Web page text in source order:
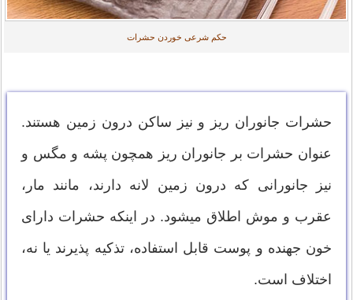
حکم شرعی خوردن حشرات
حشرات جانوران ریز و نیز ساکن درون زمین هستند.
عنوان حشرات بر جانوران ریز همچون پشه و مگس و
نیز جانورانی که درون زمین لانه دارند، مانند مار،
عقرب و موش اطلاق می‏شود. در اینکه حشرات دارای
خون جهنده و پوست‏ قابل استفاده، تذکیه ‏پذیرند یا نه،
اختلاف است.